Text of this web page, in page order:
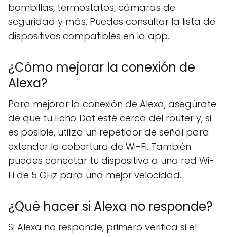
bombillas, termostatos, cámaras de
seguridad y más. Puedes consultar la lista de
dispositivos compatibles en la app.
¿Cómo mejorar la conexión de
Alexa?
Para mejorar la conexión de Alexa, asegúrate
de que tu Echo Dot esté cerca del router y, si
es posible, utiliza un repetidor de señal para
extender la cobertura de Wi-Fi. También
puedes conectar tu dispositivo a una red Wi-
Fi de 5 GHz para una mejor velocidad.
¿Qué hacer si Alexa no responde?
Si Alexa no responde, primero verifica si el